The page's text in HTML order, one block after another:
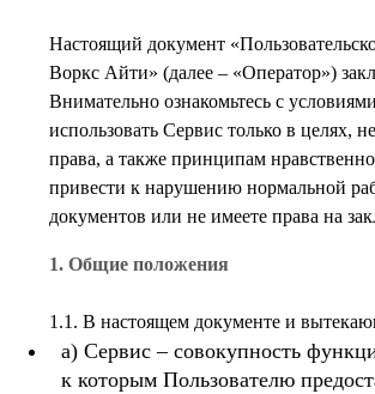
Настоящий документ
Воркс Айти» (далее – «Оператор»)
Внимательно ознакомьтесь с
использовать Сервис только в целях,
права, а также принципам
привести к нарушению нормальной
документов или не имеете права на
1. Общие положения
а) Сервис – совокупность
к которым Пользователю